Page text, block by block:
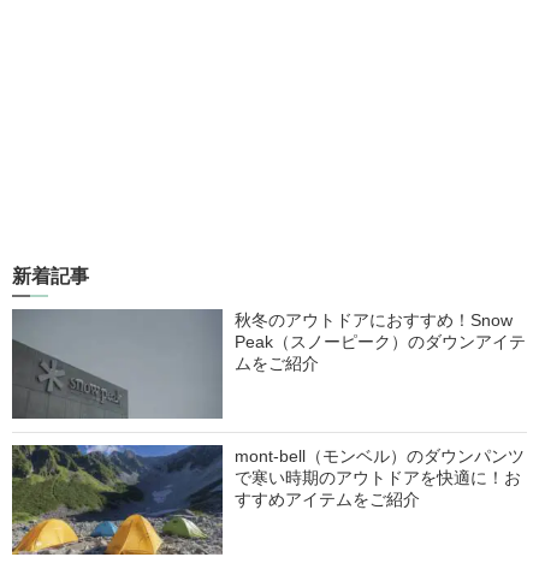
新着記事
秋冬のアウトドアにおすすめ！Snow
Peak（スノーピーク）のダウンアイテ
ムをご紹介
mont-bell（モンベル）のダウンパンツ
で寒い時期のアウトドアを快適に！お
すすめアイテムをご紹介